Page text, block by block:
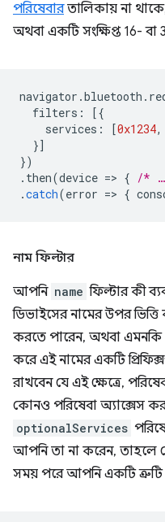
পরিষেবারতালিকায় না
অথবা একটি সংক্ষিপ্ত 16- বা
navigator .bluetooth .
filters :
[{
services : [0x1234,
}]
})
. then(device => { /*
.catch(error => {
নাম ফিল্টার
আপনি name ফিল্টার কী
ডিভাইসের নামের উপর
করতে পারেন, অথবা এমনকি
করে এই নামের একটি
রাখবেন যে এই ক্ষেত্রে,
কোনও পরিষেবা অ্যাক্সেস
optionalServices
আপনি তা না করেন, তাহলে
সময় পরে আপনি একটি ত্রুটি